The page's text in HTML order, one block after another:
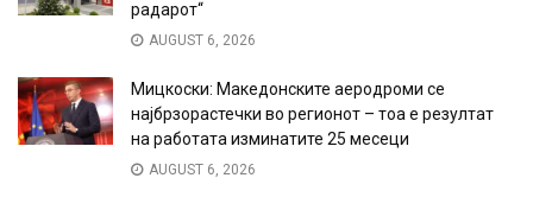
радарот“
AUGUST 6, 2026
Мицкоски: Македонските аеродроми се
најбрзорастечки во регионот – тоа е резултат
на работата изминатите 25 месеци
AUGUST 6, 2026